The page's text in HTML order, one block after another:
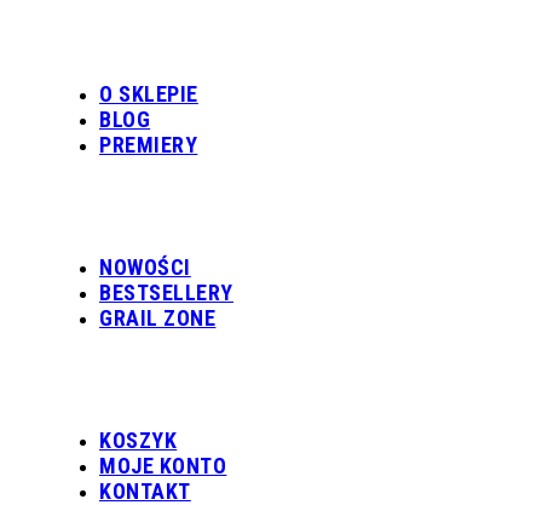
O SKLEPIE
BLOG
PREMIERY
NOWOŚCI
BESTSELLERY
GRAIL ZONE
KOSZYK
MOJE KONTO
KONTAKT